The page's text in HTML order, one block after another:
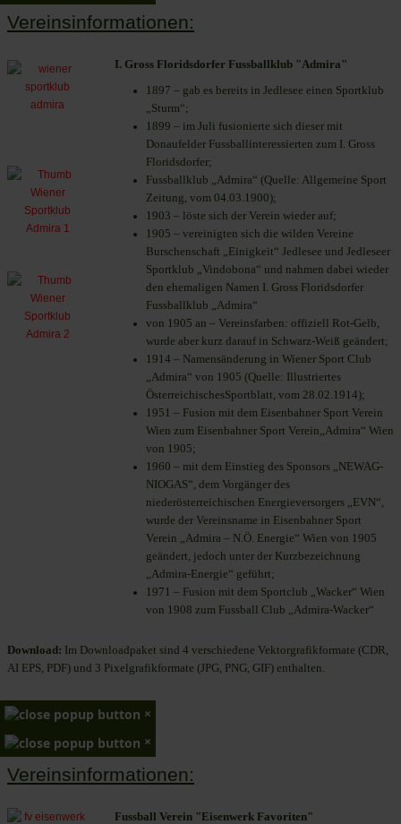
Vereinsinformationen:
I. Gross Floridsdorfer Fussballklub "Admira"
1897 – gab es bereits in Jedlesee einen Sportklub
„Sturm“;
1899 – im Juli fusionierte sich dieser mit
Donaufelder Fussballinteressierten zum I. Gross
Floridsdorfer;
Fussballklub „Admira“ (Quelle: Allgemeine Sport
Zeitung, vom 04.03.1900);
1903 – löste sich der Verein wieder auf;
1905 – vereinigten sich die wilden Vereine
Burschenschaft „Einigkeit“ Jedlesee und Jedleseer
Sportklub „Vindobona“ und nahmen dabei wieder
den ehemaligen Namen I. Gross Floridsdorfer
Fussballklub „Admira“
von 1905 an – Vereinsfarben: offiziell Rot-Gelb,
wurde aber kurz darauf in Schwarz-Weiß geändert;
1914 – Namensänderung in Wiener Sport Club
„Admira“ von 1905 (Quelle: Illustriertes
ÖsterreichischesSportblatt, vom 28.02.1914);
1951 – Fusion mit dem Eisenbahner Sport Verein
Wien zum Eisenbahner Sport Verein„Admira“ Wien
von 1905;
1960 – mit dem Einstieg des Sponsors „NEWAG-
NIOGAS“, dem Vorgänger des
niederösterreichischen Energieversorgers „EVN“,
wurde der Vereinsname in Eisenbahner Sport
Verein „Admira – N.Ö. Energie“ Wien von 1905
geändert, jedoch unter der Kurzbezeichnung
„Admira-Energie“ geführt;
1971 – Fusion mit dem Sportclub „Wacker“ Wien
von 1908 zum Fussball Club „Admira-Wacker“
Download: Im Downloadpaket sind 4 verschiedene Vektorgrafikformate (CDR,
AI EPS, PDF) und 3 Pixelgrafikformate (JPG, PNG, GIF) enthalten.
×
×
Vereinsinformationen:
Fussball Verein "Eisenwerk Favoriten"